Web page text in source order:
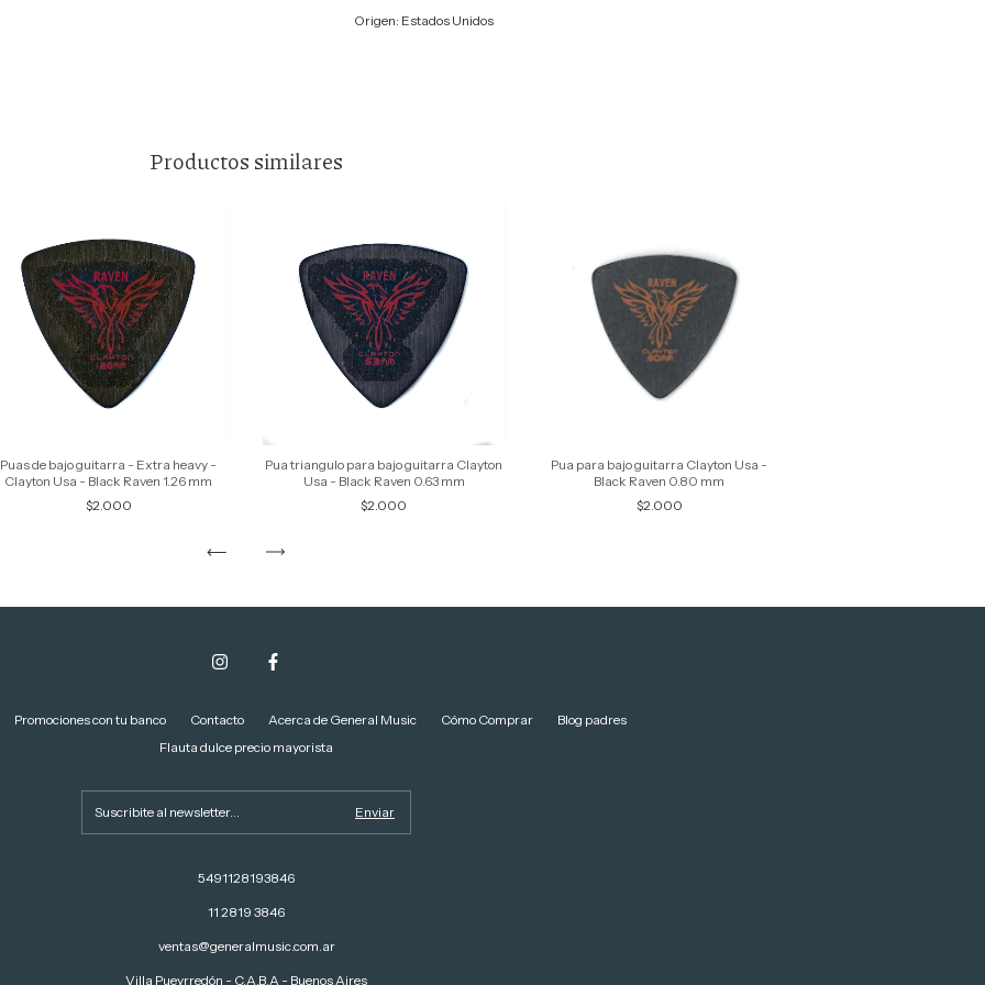
Origen: Estados Unidos
Productos similares
Puas de bajo guitarra - Extra heavy -
Clayton Usa - Black Raven 1.26 mm
$2.000
Pua triangulo para bajo guitarra Clayton
Usa - Black Raven 0.63 mm
$2.000
Pua para bajo guitarra Clayton Usa -
Black Raven 0.80 mm
$2.000
Promociones con tu banco Contacto Acerca de General Music Cómo Comprar
Blog padres
Flauta dulce precio mayorista
5491128193846
11 2819 3846
ventas@generalmusic.com.ar
Villa Pueyrredón - C.A.B.A - Buenos Aires